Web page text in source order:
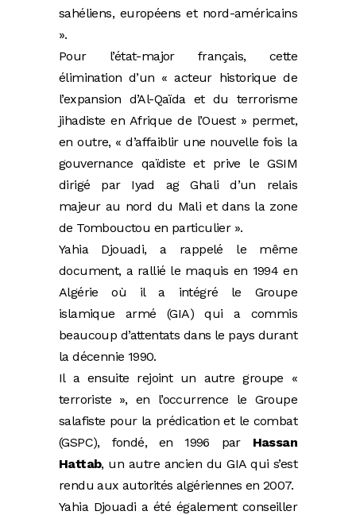
sahéliens, européens et nord-américains
».
Pour l’état-major français, cette
élimination d’un « acteur historique de
l’expansion d’Al-Qaïda et du terrorisme
jihadiste en Afrique de l’Ouest » permet,
en outre, « d’affaiblir une nouvelle fois la
gouvernance qaïdiste et prive le GSIM
dirigé par Iyad ag Ghali d’un relais
majeur au nord du Mali et dans la zone
de Tombouctou en particulier ».
Yahia Djouadi, a rappelé le même
document, a rallié le maquis en 1994 en
Algérie où il a intégré le Groupe
islamique armé (GIA) qui a commis
beaucoup d’attentats dans le pays durant
la décennie 1990.
Il a ensuite rejoint un autre groupe «
terroriste », en l’occurrence le Groupe
salafiste pour la prédication et le combat
(GSPC), fondé, en 1996 par Hassan
Hattab, un autre ancien du GIA qui s’est
rendu aux autorités algériennes en 2007.
Yahia Djouadi a été également conseiller